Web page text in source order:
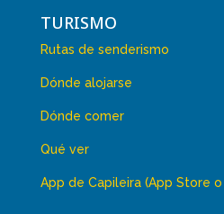
TURISMO
Rutas de senderismo
Dónde alojarse
Dónde comer
Qué ver
App de Capileira (App Store